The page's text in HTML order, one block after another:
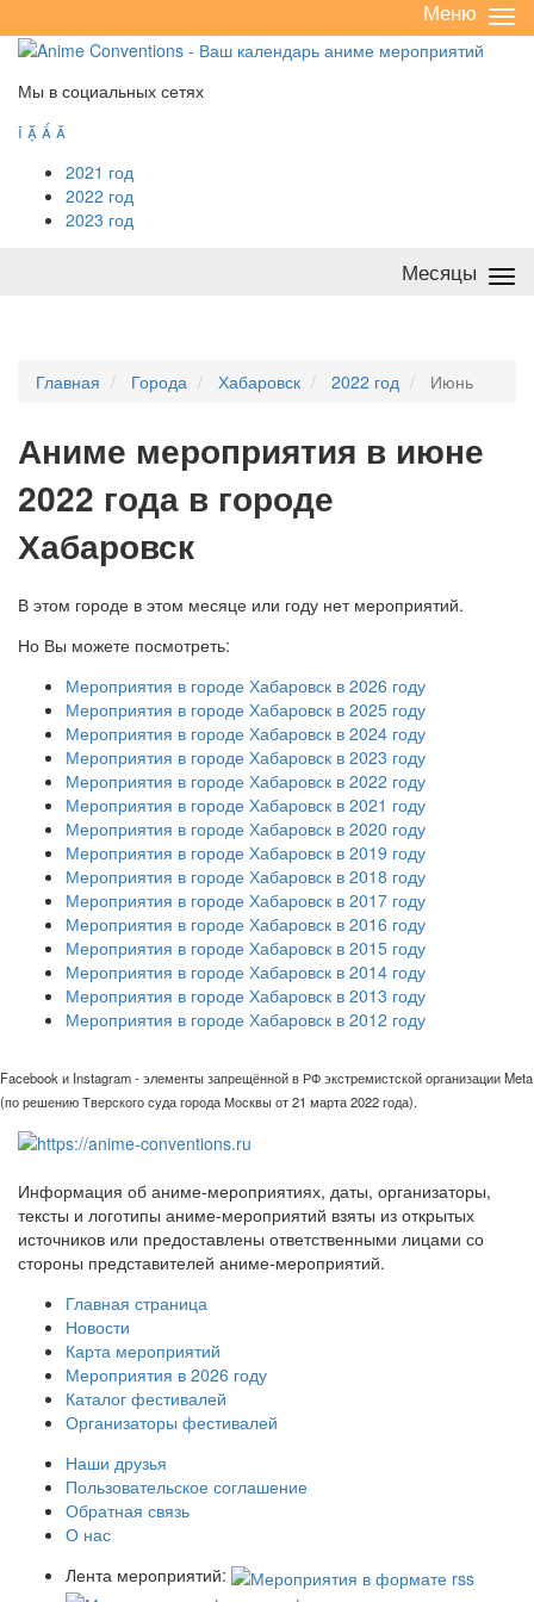
/
Меню
Мы в социальных сетях
   
2021 год
2022 год
2023 год
Месяцы
Главная Города Хабаровск 2022 год Июнь
Аниме мероприятия в июне
2022 года в городе
Хабаровск
В этом городе в этом месяце или году нет мероприятий.
Но Вы можете посмотреть:
Мероприятия в городе Хабаровск в 2026 году
Мероприятия в городе Хабаровск в 2025 году
Мероприятия в городе Хабаровск в 2024 году
Мероприятия в городе Хабаровск в 2023 году
Мероприятия в городе Хабаровск в 2022 году
Мероприятия в городе Хабаровск в 2021 году
Мероприятия в городе Хабаровск в 2020 году
Мероприятия в городе Хабаровск в 2019 году
Мероприятия в городе Хабаровск в 2018 году
Мероприятия в городе Хабаровск в 2017 году
Мероприятия в городе Хабаровск в 2016 году
Мероприятия в городе Хабаровск в 2015 году
Мероприятия в городе Хабаровск в 2014 году
Мероприятия в городе Хабаровск в 2013 году
Мероприятия в городе Хабаровск в 2012 году
Facebook и Instagram - элементы запрещённой в РФ экстремистской организации Meta
(по решению Тверского суда города Москвы от 21 марта 2022 года).
Информация об аниме-мероприятиях, даты, организаторы,
тексты и логотипы аниме-мероприятий взяты из открытых
источников или предоставлены ответственными лицами со
стороны представителей аниме-мероприятий.
Главная страница
Новости
Карта мероприятий
Мероприятия в 2026 году
Каталог фестивалей
Организаторы фестивалей
Наши друзья
Пользовательское соглашение
Обратная связь
О нас
Лента мероприятий: